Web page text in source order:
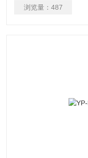
防，及时避免损失。
浏览量： 487